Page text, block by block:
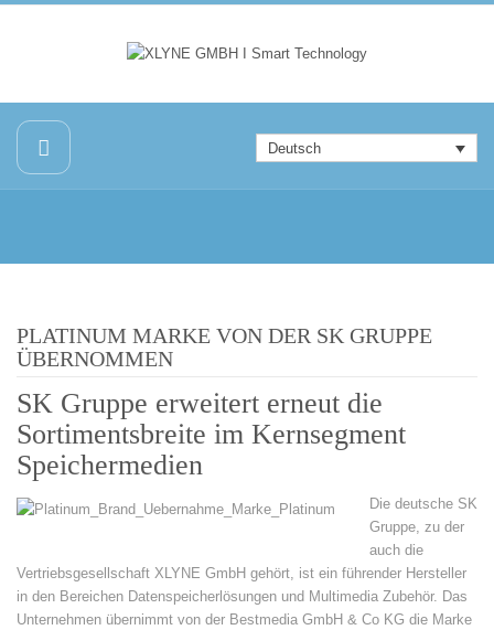
Deutsch
PLATINUM MARKE VON DER SK GRUPPE
ÜBERNOMMEN
SK Gruppe erweitert erneut die
Sortimentsbreite im Kernsegment
Speichermedien
Die deutsche SK
Gruppe, zu der
auch die
Vertriebsgesellschaft XLYNE GmbH gehört, ist ein führender Hersteller
in den Bereichen Datenspeicherlösungen und Multimedia Zubehör. Das
Unternehmen übernimmt von der Bestmedia GmbH & Co KG die Marke